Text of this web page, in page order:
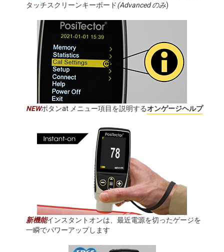
タッチスクリーンキーボード(Advanced のみ)
NEWボタンat メニュー項目を説明するオンゲージヘルプ
新機能インスタントオンは、最近電源を切ったゲージを
一瞬でパワーアップします